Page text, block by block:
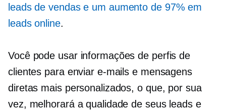
leads de vendas e um aumento de 97% em
leads online.
Você pode usar informações de perfis de
clientes para enviar e-mails e mensagens
diretas mais personalizados, o que, por sua
vez, melhorará a qualidade de seus leads e